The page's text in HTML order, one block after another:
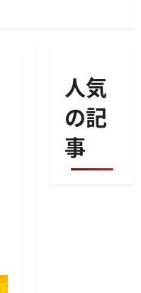
人気
の記
事